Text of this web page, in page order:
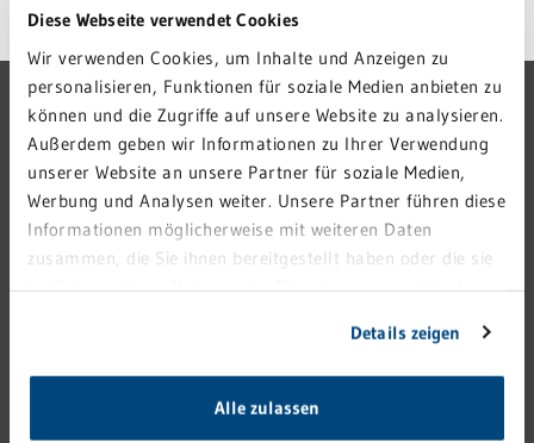
Diese Webseite verwendet Cookies
Wir verwenden Cookies, um Inhalte und Anzeigen zu
personalisieren, Funktionen für soziale Medien anbieten zu
können und die Zugriffe auf unsere Website zu analysieren.
Außerdem geben wir Informationen zu Ihrer Verwendung
unserer Website an unsere Partner für soziale Medien,
Werbung und Analysen weiter. Unsere Partner führen diese
Informationen möglicherweise mit weiteren Daten
zusammen, die Sie ihnen bereitgestellt haben oder die sie
im Rahmen Ihrer Nutzung der Dienste gesammelt haben.
Details zeigen
Alle zulassen
GRN-VERBUND
GRN 4 FUTURE
VERANSTALTUNGEN
KARRIERE
PRESSE
HINWEISGEBERSTELLE